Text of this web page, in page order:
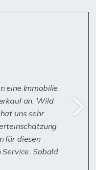
eine Immobilie
an. Wild
uns sehr
für diesen
Service. Sobald